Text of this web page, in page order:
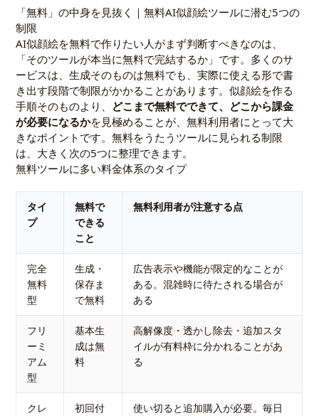
「無料」の中身を見抜く｜無料AI似顔絵ツールに潜む5つの
制限
AI似顔絵を無料で作りたい人がまず判断すべきなのは、
「そのツールが本当に無料で完結するか」です。多くのサ
ービスは、生成そのものは無料でも、実際に使える形で書
き出す段階で制限がかかることがあります。似顔絵を作る
手順そのものより、 どこまで無料でできて、どこから課金
が必要になるかを見極めることが、無料利用者にとって大
きなポイントです。無料をうたうツールに見られる制限
は、大きく次の5つに整理できます。
無料ツールに多い料金体系のタイプ
タイ
プ
無料で
できる
こと
無料利用者が注意する点
完全
無料
型
生成・
保存ま
で無料
広告表示や機能が限定的なことが
ある。混雑時に待たされる場合が
ある
フリ
ーミ
アム
型
基本生
成は無
料
高解像度・透かし除去・追加スタ
イルが有料枠に分かれることがあ
る
クレ
初回付
使い切ると追加購入が必要。毎日